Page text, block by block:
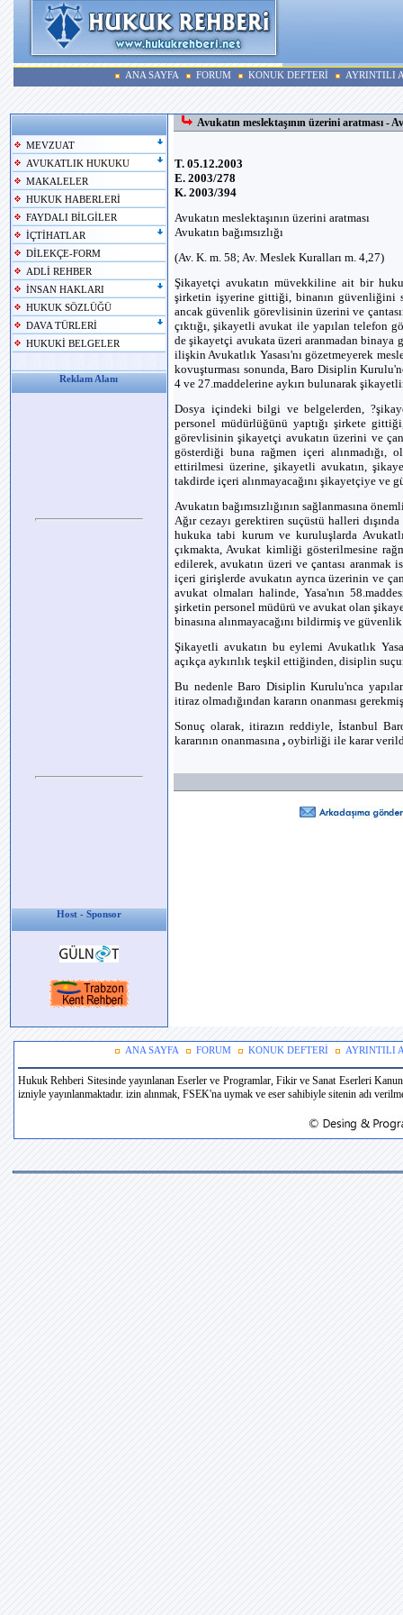
ANA SAYFA FORUM KONUK DEFTERİ AYRINTILI
MEVZUAT
AVUKATLIK HUKUKU
MAKALELER
HUKUK HABERLERİ
FAYDALI BİLGİLER
İÇTİHATLAR
DİLEKÇE-FORM
ADLİ REHBER
İNSAN HAKLARI
HUKUK SÖZLÜĞÜ
DAVA TÜRLERİ
HUKUKİ BELGELER
Reklam Alanı
Host - Sponsor
Avukatın meslektaşının üzerini aratması -
T. 05.12.2003
E. 2003/278
K. 2003/394
Avukatın meslektaşının üzerini aratması
Avukatın bağımsızlığı
(Av. K. m. 58; Av. Meslek Kuralları m. 4,27)
Şikayetçi avukatın müvekkiline ait bir
şirketin işyerine gittiği, binanın güvenliğini
ancak güvenlik görevlisinin üzerini ve
çıktığı, şikayetli avukat ile yapılan telefon
de şikayetçi avukata üzeri aranmadan binaya
ilişkin Avukatlık Yasası'nı gözetmeyerek
kovuşturması sonunda, Baro Disiplin
4 ve 27.maddelerine aykırı bulunarak
Dosya içindeki bilgi ve belgelerden,
personel müdürlüğünü yaptığı şirkete
görevlisinin şikayetçi avukatın üzerini ve
gösterdiği buna rağmen içeri
ettirilmesi üzerine, şikayetli avukatın,
takdirde içeri alınmayacağını şikayetçiye ve
Avukatın bağımsızlığının sağlanmasına
Ağır cezayı gerektiren suçüstü halleri
hukuka tabi kurum ve kuruluşlarda
çıkmakta, Avukat kimliği gösterilmesine
edilerek, avukatın üzeri ve çantası aranmak
içeri girişlerde avukatın ayrıca üzerinin ve
avukat olmaları halinde, Yasa'nın
şirketin personel müdürü ve avukat olan
binasına alınmayacağını bildirmiş ve
Şikayetli avukatın bu eylemi Avukatlık
açıkça aykırılık teşkil ettiğinden, disiplin
Bu nedenle Baro Disiplin Kurulu'nca
itiraz olmadığından kararın onanması
Sonuç olarak, itirazın reddiyle, İstanbul
kararının onanmasına , oybirliği ile karar
ANA SAYFA FORUM KONUK DEFTERİ AYRINTILI
Hukuk Rehberi Sitesinde yayınlanan Eserler ve Programlar, Fikir ve Sanat Eserleri
izniyle yayınlanmaktadır. izin alınmak, FSEK'na uymak ve eser sahibiyle sitenin adı